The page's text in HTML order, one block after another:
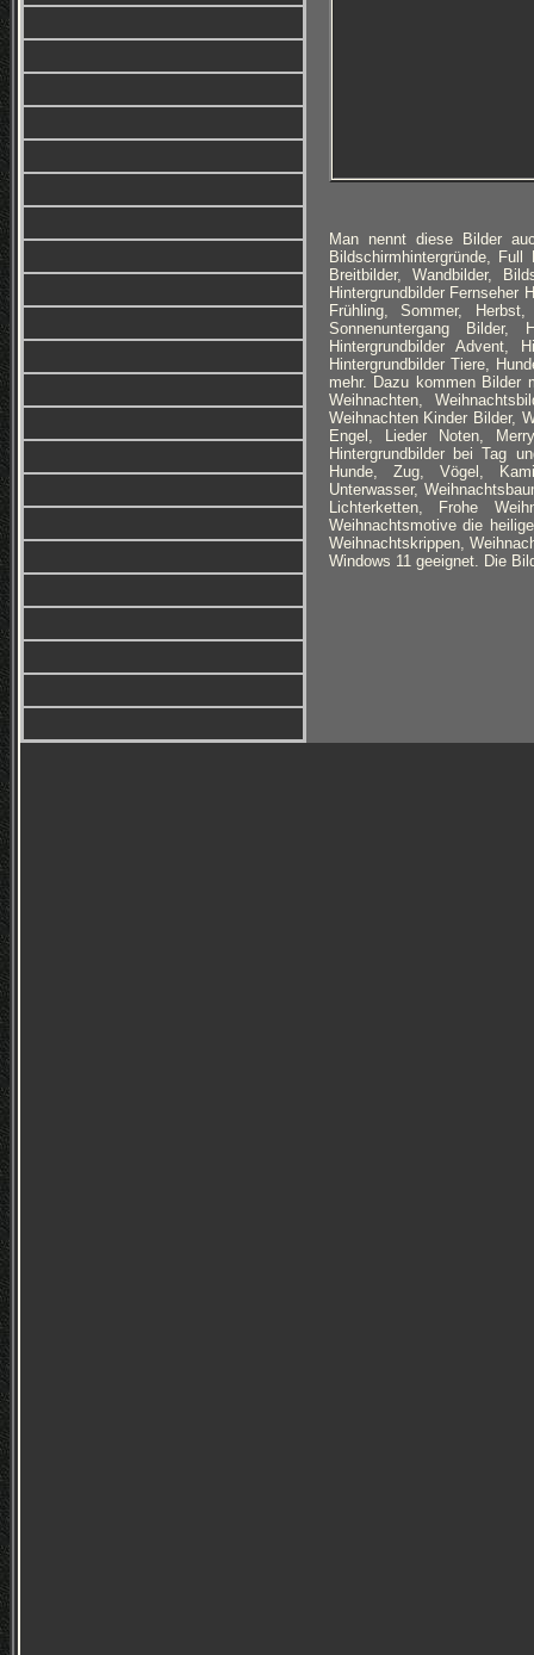
Man nennt diese Bilder
Bildschirmhintergründe,
Breitbilder, Wandbilder,
Hintergrundbilder Fernseher
Frühling, Sommer,
Sonnenuntergang Bilder,
Hintergrundbilder Advent,
Hintergrundbilder Tiere,
mehr. Dazu kommen Bilder
Weihnachten,
Weihnachten Kinder Bilder,
Engel, Lieder Noten,
Hintergrundbilder bei Tag
Hunde, Zug, Vögel,
Unterwasser,
Lichterketten, Frohe
Weihnachtsmotive die
Weihnachtskrippen,
Windows 11 geeignet. Die